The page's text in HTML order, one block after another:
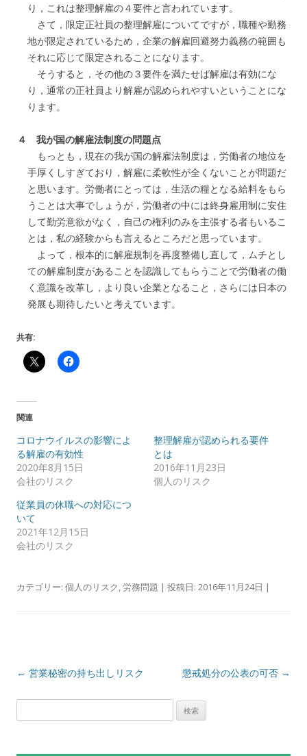
り，これは整理解雇の４要件と言われています。
さて，限定正社員の整理解雇についてですが，職種や勤務
地が限定されているため，企業の解雇回避努力義務の範囲も
それに応じて限定されることになります。
そうすると，その他の３要件を満たせば解雇は有効にな
り，通常の正社員より解雇が認められやすいということにな
ります。
４ 我が国の解雇法制度の問題点
もっとも，現在の我が国の解雇法制度は，労働者の地位を
手厚くしすぎており，解雇に柔軟性が全くないことが問題だ
と思います。労働者にとっては，生活の糧となる給料をもら
うことは大事でしょうが，労働者の中には終身雇用制に安住
して勤労意欲がなく，自己の権利のみを主張する者もいるこ
とは，私の経験からも言えるところだと思っています。
よって，根本的に解雇規制を再度整備し直して，ムチとし
ての解雇制度があることを認識してもらうことで労働者の働
く意識を改革し，より良い企業となること，さらには日本の
発展も期待したいと考えています。
共有:
関連
コロナウイルスの影響によ
る解雇の有効性
2020年8月15日
会社のリスク
整理解雇が認められる要件
とは
2016年11月23日
個人のリスク
従業員の休職への対応につ
いて
2021年12月15日
会社のリスク
カテゴリー: 個人のリスク,労務問題 | 投稿日: 2016年11月24日 |
投
← 営業秘密の持ち出しリスク 懲戒処分の公表の可否 →
索: